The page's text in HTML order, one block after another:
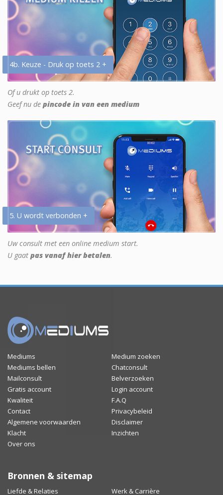
4b. Keuze - Druk op toets 2 +
Of u drukt op toets 2.
Geef nu de pincode in van een medium
5. U wordt verbonden +
Uw consult met een online medium start.
U gaat pas vanaf hier betalen.
Mediums
Medium zoeken
Mediums bellen
Chatconsult
Mailconsult
Belverzoeken
Gratis account
Login account
Kwaliteit
F.A.Q
Contact
Privacybeleid
Algemene voorwaarden
Disclaimer
Klacht
Inzichten
Over ons
Bronnen & sitemap
Liefde & Relaties Werk & Carrière